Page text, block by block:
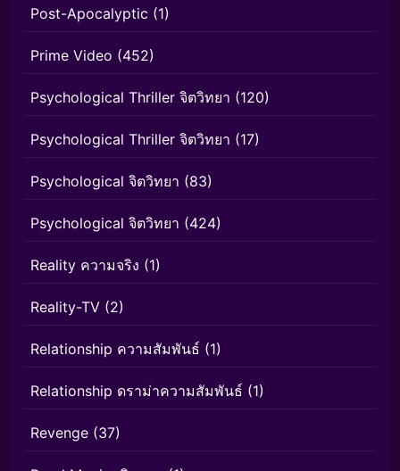
Post-Apocalyptic (1)
Prime Video (452)
Psychological Thriller จิตวิทยา (120)
Psychological Thriller จิตวิทยา (17)
Psychological จิตวิทยา (83)
Psychological จิตวิทยา (424)
Reality ความจริง (1)
Reality-TV (2)
Relationship ความสัมพันธ์ (1)
Relationship ดราม่าความสัมพันธ์ (1)
Revenge (37)